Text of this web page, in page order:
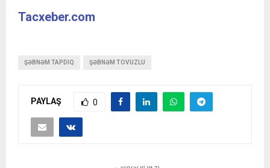
Tacxeber.com
ŞƏBNƏM TAPDIQ ŞƏBNƏM TOVUZLU
PAYLAŞ 0